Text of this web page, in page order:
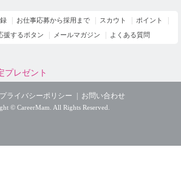
お仕事応募から採用まで スカウト
ポイント
援するボタン メールマガジン よくある質問
プレゼント
プライバシーポリシー お問い合わせ
© CareerMam. All Rights Reserved.